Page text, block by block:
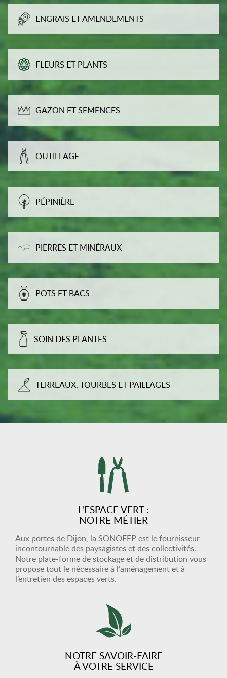
ENGRAIS ET AMENDEMENTS
FLEURS ET PLANTS
GAZON ET SEMENCES
OUTILLAGE
PÉPINIÈRE
PIERRES ET MINÉRAUX
POTS ET BACS
SOIN DES PLANTES
TERREAUX, TOURBES ET PAILLAGES
L'ESPACE VERT :
NOTRE MÉTIER
Aux portes de Dijon, la SONOFEP est le fournisseur
incontournable des paysagistes et des collectivités.
Notre plate-forme de stockage et de distribution vous
propose tout le nécessaire à l’aménagement et à
l’entretien des espaces verts.
NOTRE SAVOIR-FAIRE
À VOTRE SERVICE